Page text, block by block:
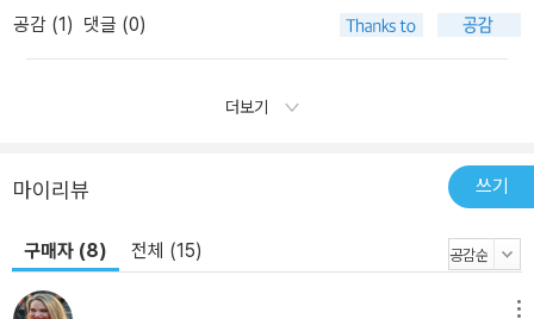
공감 (1) 댓글 (0)
더보기
마이리뷰 쓰기
구매자 (8) 전체 (15)